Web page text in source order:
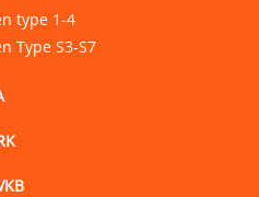
type 1-4
Type S3-S7